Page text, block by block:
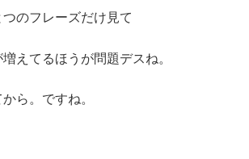
のフレーズだけ見て
えてるほうが問題デスね。
ら。ですね。